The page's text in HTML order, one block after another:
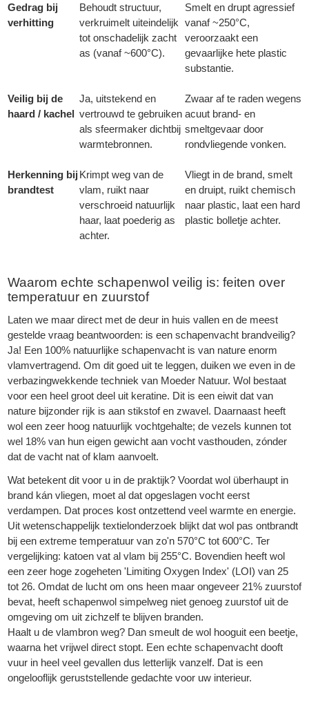
Gedrag bij
verhitting
Behoudt structuur,
verkruimelt uiteindelijk
tot onschadelijk zacht
as (vanaf ~600°C).
Smelt en drupt agressief
vanaf ~250°C,
veroorzaakt een
gevaarlijke hete plastic
substantie.
Veilig bij de
haard / kachel
Ja, uitstekend en
vertrouwd te gebruiken
als sfeermaker dichtbij
warmtebronnen.
Zwaar af te raden wegens
acuut brand- en
smeltgevaar door
rondvliegende vonken.
Herkenning bij
brandtest
Krimpt weg van de
vlam, ruikt naar
verschroeid natuurlijk
haar, laat poederig as
achter.
Vliegt in de brand, smelt
en druipt, ruikt chemisch
naar plastic, laat een hard
plastic bolletje achter.
Waarom echte schapenwol veilig is: feiten over
temperatuur en zuurstof
Laten we maar direct met de deur in huis vallen en de meest
gestelde vraag beantwoorden: is een schapenvacht brandveilig?
Ja! Een 100% natuurlijke schapenvacht is van nature enorm
vlamvertragend. Om dit goed uit te leggen, duiken we even in de
verbazingwekkende techniek van Moeder Natuur. Wol bestaat
voor een heel groot deel uit keratine. Dit is een eiwit dat van
nature bijzonder rijk is aan stikstof en zwavel. Daarnaast heeft
wol een zeer hoog natuurlijk vochtgehalte; de vezels kunnen tot
wel 18% van hun eigen gewicht aan vocht vasthouden, zónder
dat de vacht nat of klam aanvoelt.
Wat betekent dit voor u in de praktijk? Voordat wol überhaupt in
brand kán vliegen, moet al dat opgeslagen vocht eerst
verdampen. Dat proces kost ontzettend veel warmte en energie.
Uit wetenschappelijk textielonderzoek blijkt dat wol pas ontbrandt
bij een extreme temperatuur van zo'n 570°C tot 600°C. Ter
vergelijking: katoen vat al vlam bij 255°C. Bovendien heeft wol
een zeer hoge zogeheten 'Limiting Oxygen Index' (LOI) van 25
tot 26. Omdat de lucht om ons heen maar ongeveer 21% zuurstof
bevat, heeft schapenwol simpelweg niet genoeg zuurstof uit de
omgeving om uit zichzelf te blijven branden.
Haalt u de vlambron weg? Dan smeult de wol hooguit een beetje,
waarna het vrijwel direct stopt. Een echte schapenvacht dooft
vuur in heel veel gevallen dus letterlijk vanzelf. Dat is een
ongelooflijk geruststellende gedachte voor uw interieur.